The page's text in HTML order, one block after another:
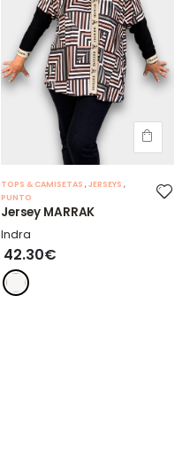
TOPS & CAMISETAS ,JERSEYS ,
PUNTO
Jersey MARRAK
Indra
42.30€